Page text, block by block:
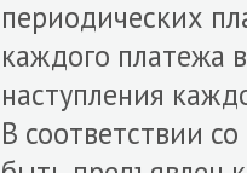
периодических
каждого платежа
наступления
В соответствии